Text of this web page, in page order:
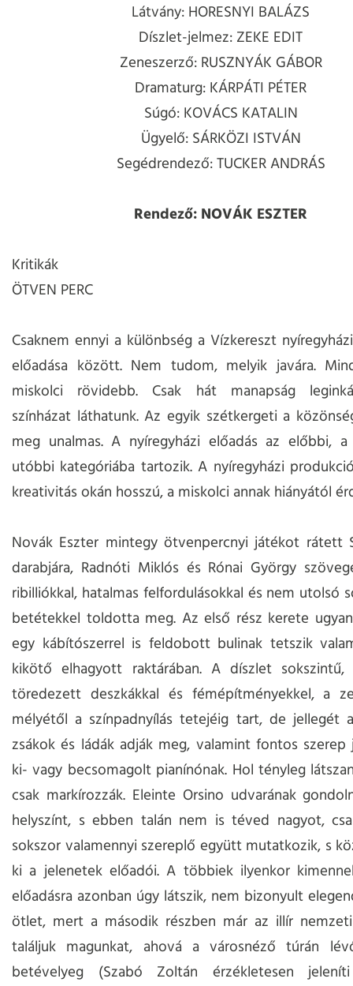
Látvány: HORESNYI BALÁZS
Díszlet-jelmez: ZEKE EDIT
Zeneszerző: RUSZNYÁK GÁBOR
Dramaturg: KÁRPÁTI PÉTER
Súgó: KOVÁCS KATALIN
Ügyelő: SÁRKÖZI ISTVÁN
Segédrendező: TUCKER ANDRÁS
Rendező: NOVÁK ESZTER
Kritikák
ÖTVEN PERC
Csaknem ennyi a különbség a Vízkereszt
előadása között. Nem tudom, melyik javára.
miskolci rövidebb. Csak hát manapság
színházat láthatunk. Az egyik szétkergeti a
meg unalmas. A nyíregyházi előadás az előbbi,
utóbbi kategóriába tartozik. A nyíregyházi
kreativitás okán hosszú, a miskolci annak hiányától
Novák Eszter mintegy ötvenpercnyi játékot rátett
darabjára, Radnóti Miklós és Rónai György
ribilliókkal, hatalmas felfordulásokkal és nem utolsó
betétekkel toldotta meg. Az első rész kerete
egy kábítószerrel is feldobott bulinak tetszik
kikötő elhagyott raktárában. A díszlet
töredezett deszkákkal és fémépítményekkel, a
mélyétől a színpadnyílás tetejéig tart, de jellegét
zsákok és ládák adják meg, valamint fontos
ki- vagy becsomagolt pianínónak. Hol tényleg
csak markírozzák. Eleinte Orsino udvarának
helyszínt, s ebben talán nem is téved nagyot,
sokszor valamennyi szereplő együtt mutatkozik, s
ki a jelenetek előadói. A többiek ilyenkor
előadásra azonban úgy látszik, nem bizonyult
ötlet, mert a második részben már az illír
találjuk magunkat, ahová a városnéző túrán
betévelyeg (Szabó Zoltán érzékletesen